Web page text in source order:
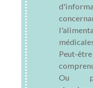
Peut-
Ou